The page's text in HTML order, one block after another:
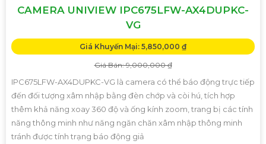
CAMERA UNIVIEW IPC675LFW-AX4DUPKC-
VG
Giá Khuyến Mại: 5,850,000 ₫
Giá Bán: 9,000,000 ₫
IPC675LFW-AX4DUPKC-VG là camera có thể báo động trực tiếp
đến đối tượng xâm nhập bằng đèn chớp và còi hú, tích hợp
thêm khả năng xoay 360 độ và ống kính zoom, trang bị các tính
năng thông minh như năng ngăn chăn xâm nhập thông minh
tránh được tính trạng báo động giả